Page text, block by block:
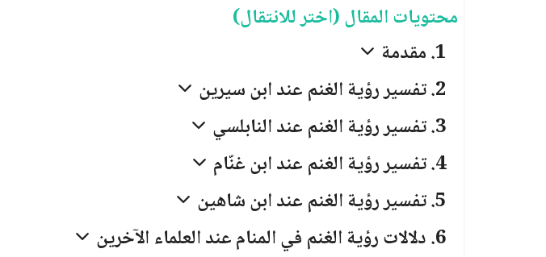
محتويات المقال (اختر للانتقال)
مقدمة
تفسير رؤية الغنم عند ابن سيرين
تفسير رؤية الغنم عند النابلسي
تفسير رؤية الغنم عند ابن غنّام
تفسير رؤية الغنم عند ابن شاهين
دلالات رؤية الغنم في المنام عند العلماء الآخرين
يمكن 13, 2025
والعزباء والمطلقة والرجل، ومعنى...